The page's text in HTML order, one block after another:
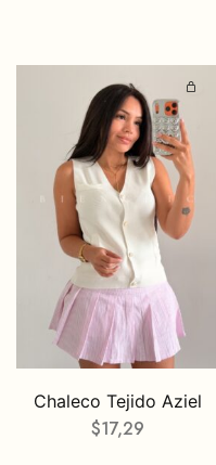
Chaleco Tejido Aziel
$17,29